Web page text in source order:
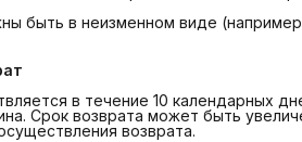
быть в неизменном виде
в течение 10 календарных
Срок возврата может быть
возврата.